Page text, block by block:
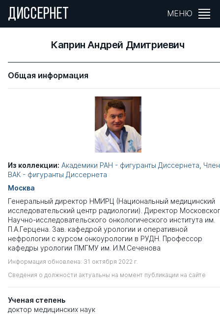
ДИССЕРНЕТ МЕНЮ
Каприн Андрей Дмитриевич
Общая информация
Из коллекции: Академики РАН - фигуранты Диссернета
ВАК - фигуранты Диссернета
Москва
Генеральный директор НМИРЦ (Национальный медицинский
исследовательский центр радиологии). Директор
Научно-исследовательского онкологического института им.
П.А.Герцена. Зав. кафедрой урологии и оперативной
нефрологии с курсом онкоурологии в РУДН. Профессор
кафедры урологии ПМГМУ им. И.М.Сеченова
Информация обновлена: 31 октября 2022 г.
Сведения о должности актуальны на момент публикации на сайте
Ученая степень
доктор медицинских наук